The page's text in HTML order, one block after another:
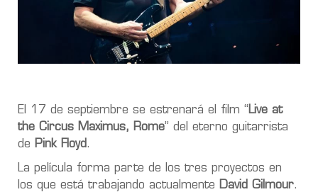
El 17 de septiembre se estrenará el film “Live at
the Circus Maximus, Rome” del eterno guitarrista
de Pink Floyd.
La película forma parte de los tres proyectos en
los que está trabajando actualmente David Gilmour.